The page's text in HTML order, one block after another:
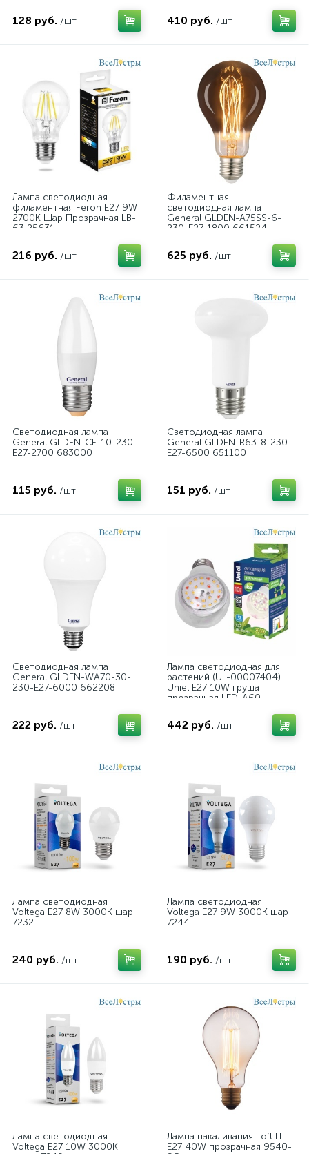
128 руб. /шт 410 руб. /шт
Лампа светодиодная
филаментная Feron E27 9W
2700K Шар Прозрачная LB-
63 25631
216 руб. /шт
Филаментная
светодиодная лампа
General GLDEN-A75SS-6-
230-E27-1800 661524
625 руб. /шт
Светодиодная лампа
General GLDEN-CF-10-230-
E27-2700 683000
115 руб. /шт
Светодиодная лампа
General GLDEN-R63-8-230-
E27-6500 651100
151 руб. /шт
Светодиодная лампа
General GLDEN-WA70-30-
230-E27-6000 662208
222 руб. /шт
Лампа светодиодная для
растений (UL-00007404)
Uniel E27 10W груша
прозрачная LED-A60-
442 руб. /шт
Лампа светодиодная
Voltega E27 8W 3000K шар
7232
240 руб. /шт
Лампа светодиодная
Voltega E27 9W 3000K шар
7244
190 руб. /шт
Лампа светодиодная
Voltega E27 10W 3000K
Лампа накаливания Loft IT
E27 40W прозрачная 9540-